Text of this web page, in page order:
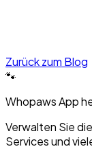
Zurück zum Blog
🐾
Whopaws App
Verwalten Sie
Services und